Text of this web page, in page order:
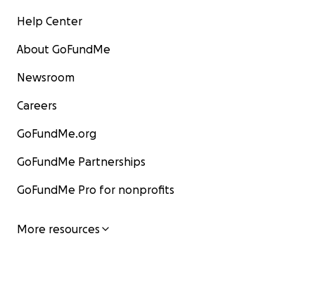
Help Center
About GoFundMe
Newsroom
Careers
GoFundMe.org
GoFundMe Partnerships
GoFundMe Pro for nonprofits
More resources